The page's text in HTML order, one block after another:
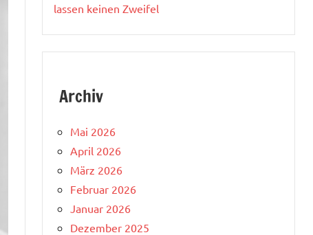
lassen keinen Zweifel
Archiv
Mai 2026
April 2026
März 2026
Februar 2026
Januar 2026
Dezember 2025